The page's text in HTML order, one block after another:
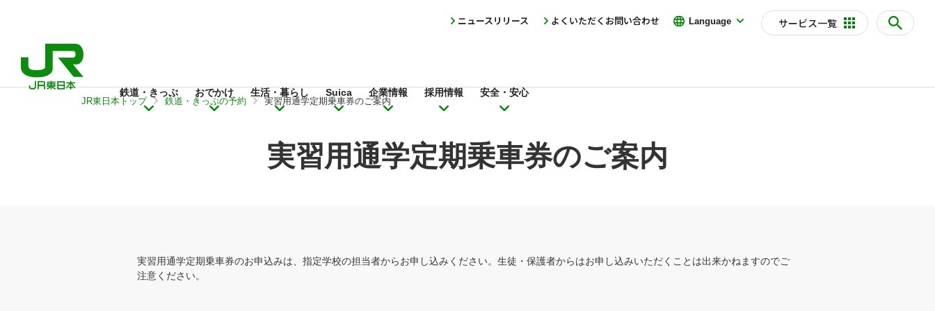
サービス一覧
鉄道・きっぷ おでかけ 生活・暮らし Suica 企業情報 採用情報 安全・安心
Language
よくいただくお問い合わせ
ニュースリリース
JR東日本トップ 鉄道・きっぷの予約 実習用通学定期乗車券のご案内
実習用通学定期乗車券のご案内
実習用通学定期乗車券のお申込みは、指定学校の担当者からお申し込みください。生徒・保護者からはお申し込みいただくことは出来かねますのでご
注意ください。